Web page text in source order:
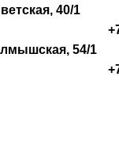
40/1
54/1